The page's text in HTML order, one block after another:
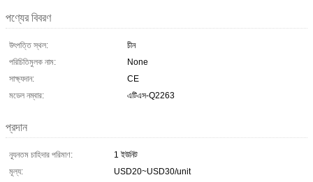
পণ্যের বিবরণ
উৎপত্তি স্থল:
চীন
পরিচিতিমুলক নাম:
None
সাক্ষ্যদান:
CE
মডেল নম্বার:
এটিএস-Q2263
প্রদান
ন্যূনতম চাহিদার পরিমাণ:
1 ইউনিট
মূল্য:
USD20~USD30/unit